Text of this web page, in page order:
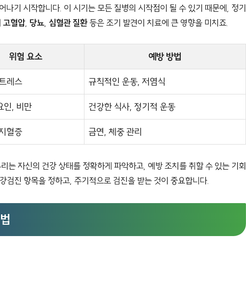
나기 시작합니다. 이 시기는 모든 질병의 시작점이 될 수 있기 때문에, 정기
고혈압, 당뇨, 심혈관 질환등은 조기 발견이 치료에 큰 영향을 미치죠.
위험 요소 예방 방법
레스 규칙적인 운동, 저염식
인, 비만 건강한 식사, 정기적 운동
혈증 금연, 체중 관리
는 자신의 건강 상태를 정확하게 파악하고, 예방 조치를 취할 수 있는 기회
검진 항목을 정하고, 주기적으로 검진을 받는 것이 중요합니다.